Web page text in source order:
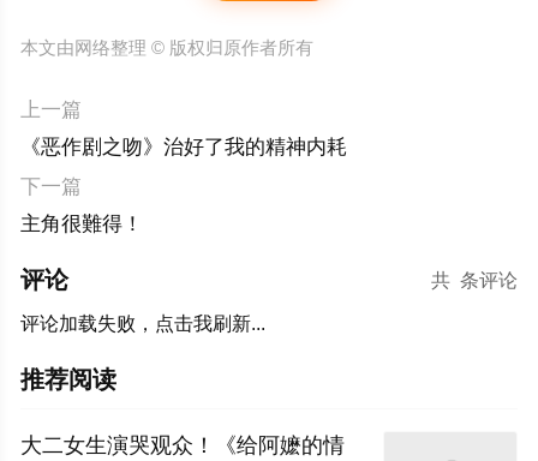
本文由网络整理 © 版权归原作者所有
上一篇
《恶作剧之吻》治好了我的精神内耗
下一篇
主角很難得！
共 条评论
评论
评论加载失败，点击我刷新...
推荐阅读
大二女生演哭观众！《给阿嬷的情